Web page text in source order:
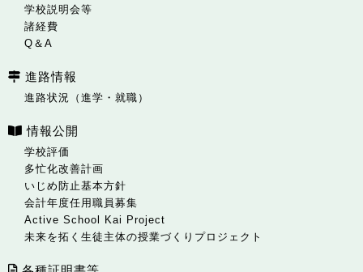
学校説明会等
諸経費
Q＆A
進路情報
進路状況（進学・就職）
情報公開
学校評価
多忙化改善計画
いじめ防止基本方針
会計年度任用職員募集
Active School Kai Project
未来を拓く生徒主体の授業づくりプロジェクト